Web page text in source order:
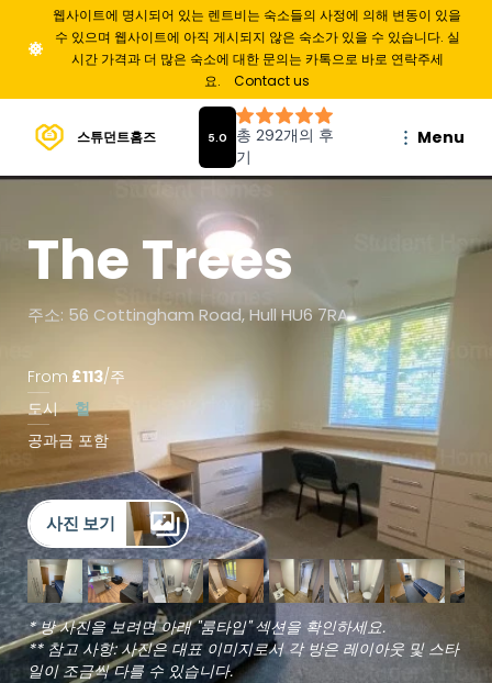
웹사이트에 명시되어 있는 렌트비는 숙소들의 사정에 의해 변동이 있을
수 있으며 웹사이트에 아직 게시되지 않은 숙소가 있을 수 있습니다. 실
시간 가격과 더 많은 숙소에 대한 문의는 카톡으로 바로 연락주세
요.
Contact us
스튜던트홈즈 Menu
The Trees
주소: 56 Cottingham Road, Hull HU6 7RA
From £113/주
도시
헐
공과금 포함
사진 보기
* 방 사진을 보려면 아래 "룸타입" 섹션을 확인하세요.
** 참고 사항: 사진은 대표 이미지로서 각 방은 레이아웃 및 스타
일이 조금씩 다를 수 있습니다.